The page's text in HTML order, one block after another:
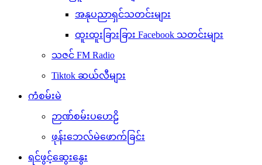
အနုပညာရှင်သတင်းများ
ထူးထူးခြားခြား Facebook သတင်းများ
သဇင် FM Radio
Tiktok ဆယ်လီများ
ကံစမ်းမဲ
ဉာဏ်စမ်းပဟေဠိ
ဖုန်းဘေလ်မဲဖောက်ခြင်း
ရင်ဖွင့်ဆွေးနွေး